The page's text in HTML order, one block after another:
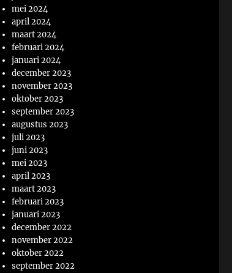
mei 2024
april 2024
maart 2024
februari 2024
januari 2024
december 2023
november 2023
oktober 2023
september 2023
augustus 2023
juli 2023
juni 2023
mei 2023
april 2023
maart 2023
februari 2023
januari 2023
december 2022
november 2022
oktober 2022
september 2022